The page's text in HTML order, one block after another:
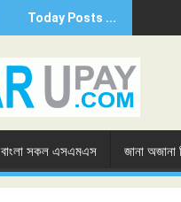
Today Posts ...
বাংলা সকল এসএমএস জানা অজানা